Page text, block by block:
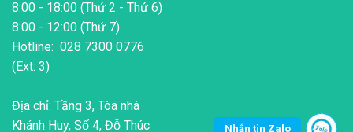
8:00 - 18:00 (Thứ 2 - Thứ 6)
8:00 - 12:00 (Thứ 7)
Hotline: 028 7300 0776
(Ext: 3)
Địa chỉ: Tầng 3, Tòa nhà
Khánh Huy, Số 4, Đỗ Thúc
Nhắn tin Zalo